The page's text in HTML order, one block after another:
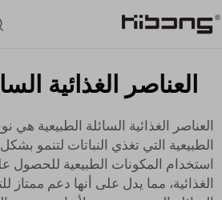
العناصر الغذائية
العناصر الغذائية السائلة الطبيعية
الطبيعية التي تغذي النباتات لتنمو
استخدام المكونات الطبيعية للحصول
الغذائية، مما يدل على أنها دعم ممتاز